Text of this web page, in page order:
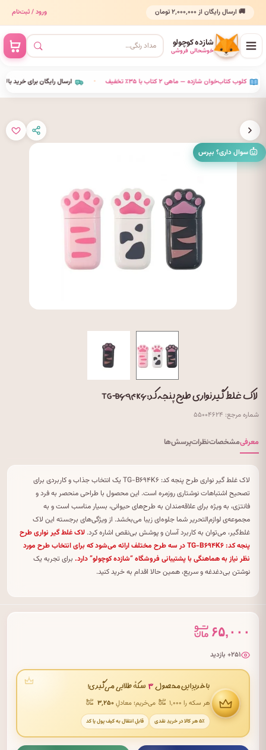
🚚 ارسال رایگان از ۲٬۰۰۰٬۰۰۰ تومان ورود / ثبت‌نام
شازده کوچولو
خوشحالی فروشی
ارسال رایگان برای خرید بالای • کلوب کتاب‌خوان شازده — ماهی ۲ کتاب با ۳۵٪ تخفیف •
سوال داری؟ بپرس
لاک غلط گیر نواری طرح پنجه کد: TG-B۶۹۴K۶
شماره مرجع: ۵۵۰۰۴۶۲۴
معرفیمشخصاتنظراتپرسش‌ها
لاک غلط گیر نواری طرح پنجه کد: TG-B۶۹۴K۶ یک انتخاب جذاب و کاربردی برای
تصحیح اشتباهات نوشتاری روزمره است. این محصول با طراحی منحصر به فرد و
فانتزی، به ویژه برای علاقه‌مندان به طرح‌های حیوانی، بسیار مناسب است و به
مجموعه‌ی لوازم‌التحریر شما جلوه‌ای زیبا می‌بخشد. از ویژگی‌های برجسته این لاک
غلط‌گیر، می‌توان به کاربرد آسان و پوشش بی‌نقص اشاره کرد. لاک غلط گیر نواری طرح
پنجه کد: TG-B۶۹۴K۶ در سه طرح مختلف ارائه می‌شود که برای انتخاب طرح مورد
نظر نیاز به هماهنگی با پشتیبانی فروشگاه “شازده کوچولو” دارد. برای تجربه یک
نوشتن بی‌دغدغه و سریع، همین حالا اقدام به خرید کنید.
۶۵,۰۰۰
۲۵۱+ بازدید
با خریدِ این محصول ۳ سکهٔ طلایی می‌گیری!
هر سکه را ۱٬۰۰۰ می‌خریم؛ معادلِ۳٬۲۵۰
۵٪ هر کالا در خریدِ نقدی قابلِ انتقال به کیف پول یا کد